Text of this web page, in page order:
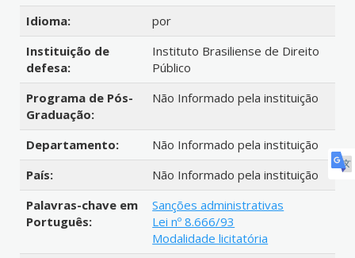
Idioma:
por
Instituição de
defesa:
Instituto Brasiliense de Direito
Público
Programa de Pós-
Graduação:
Não Informado pela instituição
Departamento:
Não Informado pela instituição
País:
Não Informado pela instituição
Palavras-chave em
Português:
Sanções administrativas
Lei nº 8.666/93
Modalidade licitatória